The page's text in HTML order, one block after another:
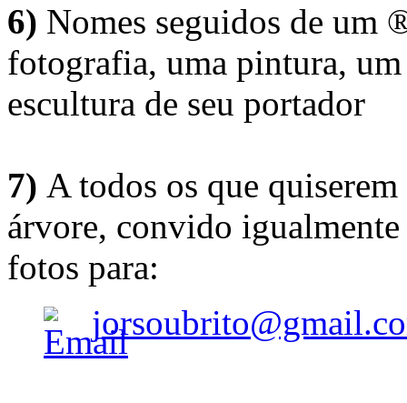
6) Nomes seguidos de um
fotografia, uma pintura,
escultura de seu portador
7) A todos os que
árvore, convido
fotos para: